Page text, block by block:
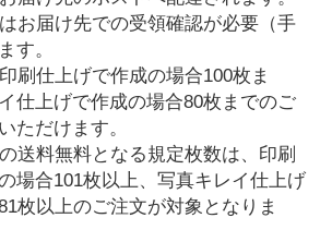
お届け先での受領確認が必要（手
す。
刷仕上げで作成の場合100枚ま
仕上げで作成の場合80枚までのご
ただけます。
送料無料となる規定枚数は、印刷
場合101枚以上、写真キレイ仕上げ
枚以上のご注文が対象となりま